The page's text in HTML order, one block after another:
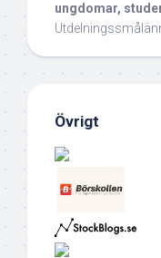
ungdomar,
Övrigt